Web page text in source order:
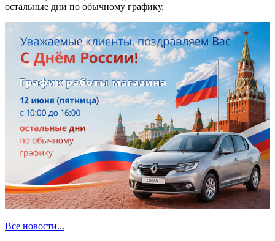
остальные дни по обычному графику.
Все новости...